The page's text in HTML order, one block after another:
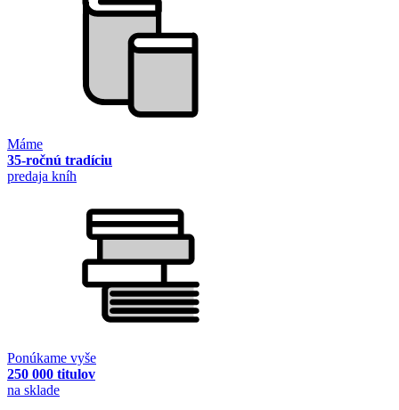
Máme
35-ročnú tradíciu
predaja kníh
Ponúkame vyše
250 000 titulov
na sklade